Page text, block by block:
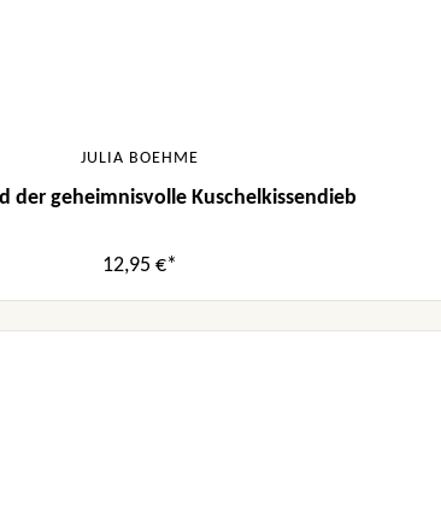
JULIA BOEHME
der geheimnisvolle Kuschelkissendieb
12,95 €*